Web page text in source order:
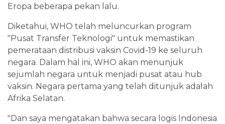
Eropa beberapa pekan lalu.
Diketahui, WHO telah meluncurkan program
"Pusat Transfer Teknologi" untuk memastikan
pemerataan distribusi vaksin Covid-19 ke seluruh
negara. Dalam hal ini, WHO akan menunjuk
sejumlah negara untuk menjadi pusat atau hub
vaksin. Negara pertama yang telah ditunjuk adalah
Afrika Selatan.
"Dan saya mengatakan bahwa secara logis Indonesia